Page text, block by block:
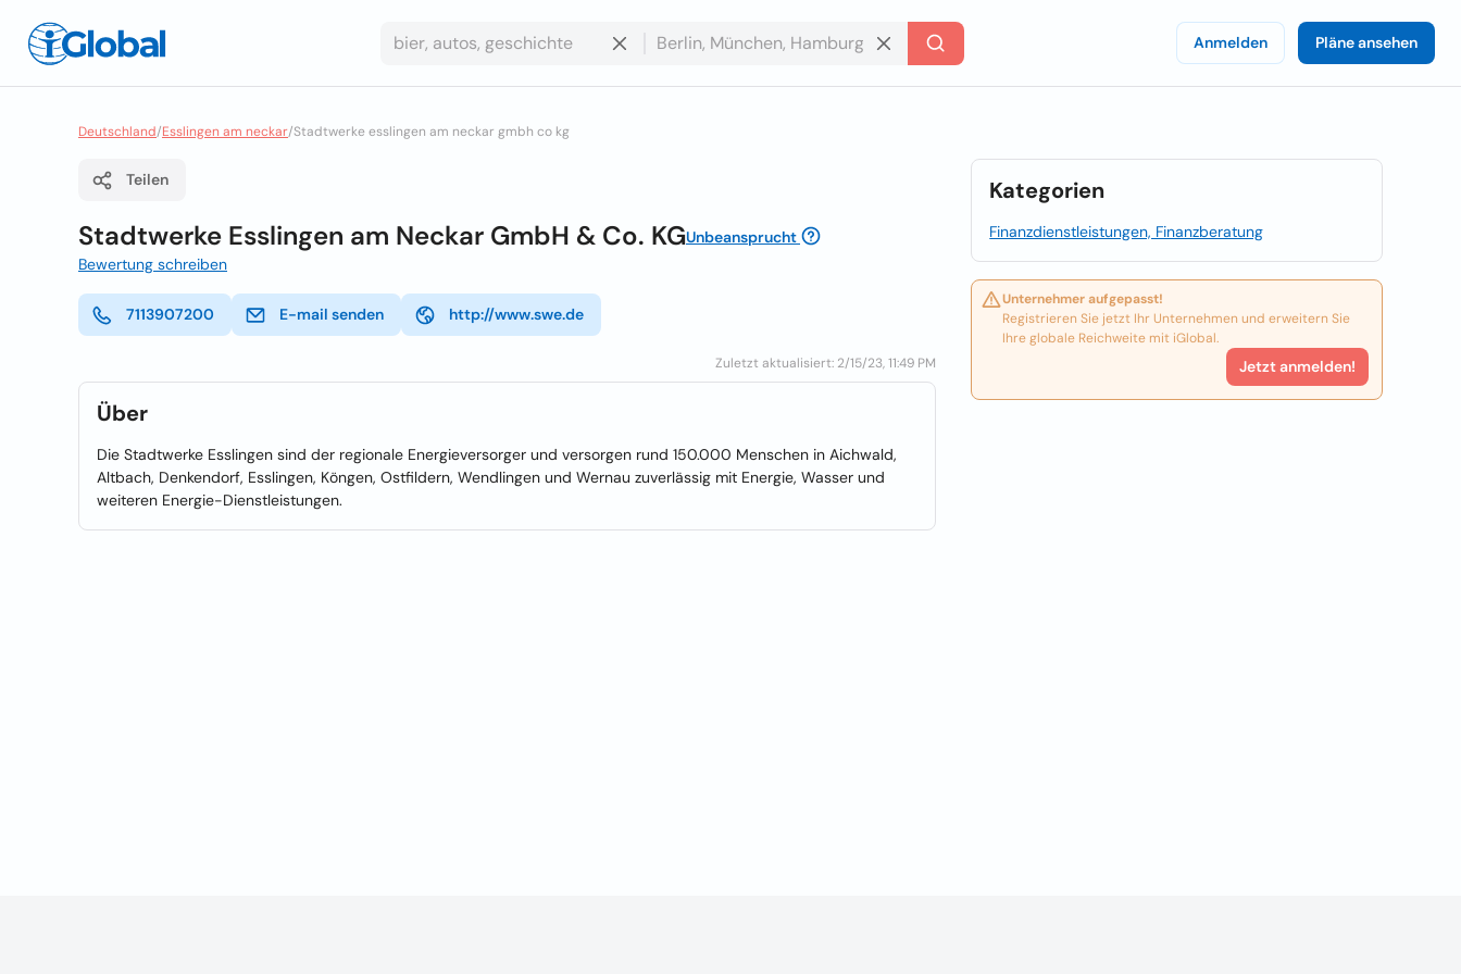
Anmelden Pläne ansehen
Deutschland/Esslingen am neckar/Stadtwerke esslingen am neckar gmbh co kg
Teilen
Stadtwerke Esslingen am Neckar GmbH & Co. KGUnbeansprucht
Bewertung schreiben
7113907200 E-mail senden http://www.swe.de
Zuletzt aktualisiert: 2/15/23, 11:49 PM
Über
Die Stadtwerke Esslingen sind der regionale Energieversorger und versorgen rund 150.000 Menschen in Aichwald,
Altbach, Denkendorf, Esslingen, Köngen, Ostfildern, Wendlingen und Wernau zuverlässig mit Energie, Wasser und
weiteren Energie-Dienstleistungen.
Kategorien
Finanzdienstleistungen, Finanzberatung
Unternehmer aufgepasst!
Registrieren Sie jetzt Ihr Unternehmen und erweitern Sie
Ihre globale Reichweite mit iGlobal.
Jetzt anmelden!